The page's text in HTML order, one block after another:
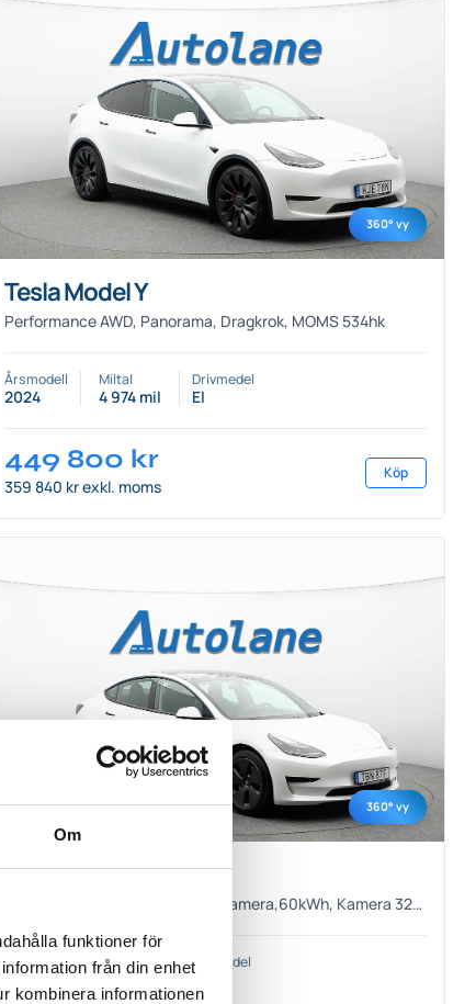
Om
funktioner för
från din enhet
kombinera informationen
360° vy
Tesla Model Y
Performance AWD, Panorama, Dragkrok, MOMS 534hk
Årsmodell
2024
Miltal
4 974 mil
Drivmedel
El
449 800 kr
359 840 kr exkl. moms
Köp
360° vy
Tesla Model 3
Standard Range Plus, Pano, B-Kamera,60kWh, Kamera 325hk
Årsmodell
2021
Miltal
7 371 mil
Drivmedel
El